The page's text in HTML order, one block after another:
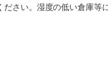
さい。湿度の低い倉庫等